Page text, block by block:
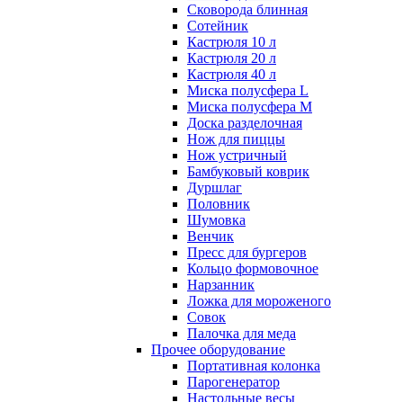
Сковорода блинная
Сотейник
Кастрюля 10 л
Кастрюля 20 л
Кастрюля 40 л
Миска полусфера L
Миска полусфера M
Доска разделочная
Нож для пиццы
Нож устричный
Бамбуковый коврик
Дуршлаг
Половник
Шумовка
Венчик
Пресс для бургеров
Кольцо формовочное
Нарзанник
Ложка для мороженого
Совок
Палочка для меда
Прочее оборудование
Портативная колонка
Парогенератор
Настольные весы